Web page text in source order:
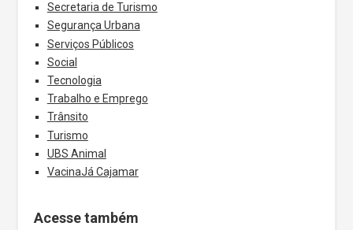
Secretaria de Turismo
Segurança Urbana
Serviços Públicos
Social
Tecnologia
Trabalho e Emprego
Trânsito
Turismo
UBS Animal
VacinaJá Cajamar
Acesse também